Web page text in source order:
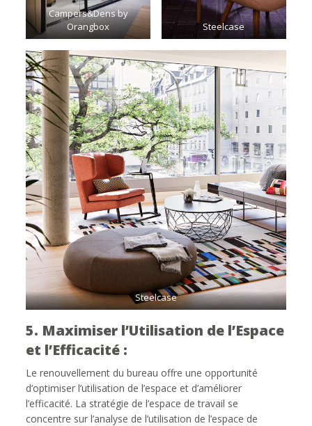
Campers&Dens by
Orangbox
Steelcase
Steelcase
5. Maximiser l’Utilisation de l’Espace
et l’Efficacité :
Le renouvellement du bureau offre une opportunité
d’optimiser l’utilisation de l’espace et d’améliorer
l’efficacité. La stratégie de l’espace de travail se
concentre sur l’analyse de l’utilisation de l’espace de